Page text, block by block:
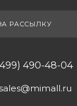
РАССЫЛКУ
490-48-04